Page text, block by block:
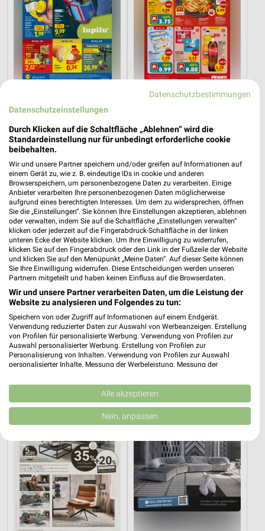
Angebote ab 03.08.
8,3 km
toom Baumarkt
15,2 km
Angebote ab 01.08.
Noch heute gültig
XXXLutz
34,9 km
Wohnen Spezial
Gültig bis Fr. 14.08.
XXXLutz XXXLutz
Datenschutzbestimmungen
Datenschutzeinstellungen
Durch Klicken auf die Schaltfläche „Ablehnen“ wird die
Standardeinstellung nur für unbedingt erforderliche cookie
beibehalten.
Wir und unsere Partner speichern und/oder greifen auf Informationen auf
einem Gerät zu, wie z. B. eindeutige IDs in cookie und anderen
Browserspeichern, um personenbezogene Daten zu verarbeiten. Einige
Anbieter verarbeiten Ihre personenbezogenen Daten möglicherweise
aufgrund eines berechtigten Interesses. Um dem zu widersprechen, öffnen
Sie die „Einstellungen“. Sie können Ihre Einstellungen akzeptieren, ablehnen
oder verwalten, indem Sie auf die Schaltfläche „Einstellungen verwalten“
klicken oder jederzeit auf die Fingerabdruck-Schaltfläche in der linken
unteren Ecke der Website klicken. Um Ihre Einwilligung zu widerrufen,
klicken Sie auf den Fingerabdruck oder den Link in der Fußzeile der Website
und klicken Sie auf den Menüpunkt „Meine Daten“. Auf dieser Seite können
Sie Ihre Einwilligung widerrufen. Diese Entscheidungen werden unseren
Partnern mitgeteilt und haben keinen Einfluss auf die Browserdaten.
Wir und unsere Partner verarbeiten Daten, um die Leistung der
Website zu analysieren und Folgendes zu tun:
Speichern von oder Zugriff auf Informationen auf einem Endgerät.
Verwendung reduzierter Daten zur Auswahl von Werbeanzeigen. Erstellung
von Profilen für personalisierte Werbung. Verwendung von Profilen zur
Auswahl personalisierter Werbung. Erstellung von Profilen zur
Personalisierung von Inhalten. Verwendung von Profilen zur Auswahl
personalisierter Inhalte. Messung der Werbeleistung. Messung der
Kombinationen von Daten aus verschiedenen Quellen. Entwicklung und
Verbesserung der Angebote. Verwendung reduzierter Daten zur Auswahl
von Inhalten.
Daten können außerhalb der Europäischen Union weitergegeben und in die
Website/App.
Partnerliste anzeigen (1 IAB-Anbieter)
Wir nutzen Ihre Daten für folgende Zwecke:
IAB-Verarbeitungszwecke:
Speichern von oder Zugriff auf Informationen
auf einem Endgerät
Alle akzeptieren
Nein, anpassen